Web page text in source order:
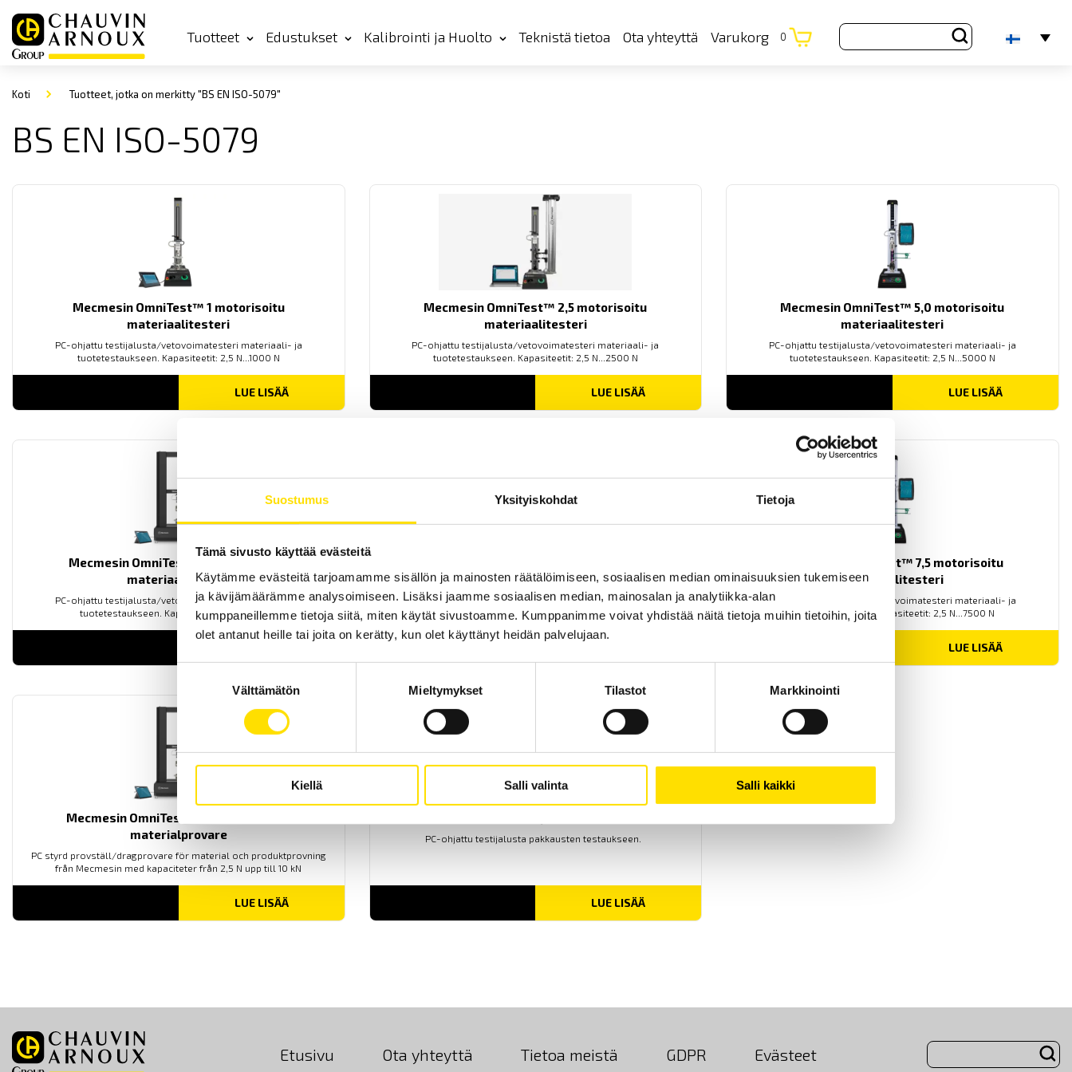
Suostumus Yksityiskohdat Tietoja
Tämä sivusto käyttää evästeitä
Käytämme evästeitä tarjoamamme sisällön ja mainosten räätälöimiseen, sosiaalisen median ominaisuuksien tukemiseen
ja kävijämäärämme analysoimiseen. Lisäksi jaamme sosiaalisen median, mainosalan ja analytiikka-alan
kumppaneillemme tietoja siitä, miten käytät sivustoamme. Kumppanimme voivat yhdistää näitä tietoja muihin tietoihin, joita
olet antanut heille tai joita on kerätty, kun olet käyttänyt heidän palvelujaan.
Välttämätön Mieltymykset Tilastot Markkinointi
Kiellä Salli valinta Salli kaikki
Tuotteet Edustukset Kalibrointi ja Huolto Teknistä tietoa Ota yhteyttä Varukorg 0
Koti Tuotteet, jotka on merkitty "BS EN ISO-5079"
BS EN ISO-5079
Mecmesin OmniTest™ 1 motorisoitu
materiaalitesteri
PC-ohjattu testijalusta/vetovoimatesteri materiaali- ja
tuotetestaukseen. Kapasiteetit: 2,5 N...1000 N
LUE LISÄÄ
Mecmesin OmniTest™ 2,5 motorisoitu
materiaalitesteri
PC-ohjattu testijalusta/vetovoimatesteri materiaali- ja
tuotetestaukseen. Kapasiteetit: 2,5 N...2500 N
LUE LISÄÄ
Mecmesin OmniTest™ 5,0 motorisoitu
materiaalitesteri
PC-ohjattu testijalusta/vetovoimatesteri materiaali- ja
tuotetestaukseen. Kapasiteetit: 2,5 N...5000 N
LUE LISÄÄ
Mecmesin OmniTest™ 25 motorisoitu
materiaalitesteri
PC-ohjattu testijalusta/vetovoimatesteri materiaali- ja
tuotetestaukseen. Kapasiteetit: 2,5 N...25 kN
materiaalitesteri
PC-ohjattu testijalusta/vetovoimatesteri materiaali- ja
tuotetestaukseen. Kapasiteetit: 2,5 N upp...50 kN
Mecmesin OmniTest™ 7,5 motorisoitu
materiaalitesteri
PC-ohjattu testijalusta/vetovoimatesteri materiaali- ja
tuotetestaukseen. Kapasiteetit: 2,5 N...7500 N
LUE LISÄÄ
Mecmesin OmniTest™ 10 motoriserad
materialprovare
PC styrd provställ/dragprovare för material och produktprovning
från Mecmesin med kapaciteter från 2,5 N upp till 10 kN
LUE LISÄÄ
PC-ohjattu testijalusta pakkausten testaukseen.
LUE LISÄÄ
Etusivu Ota yhteyttä Tietoa meistä GDPR Evästeet